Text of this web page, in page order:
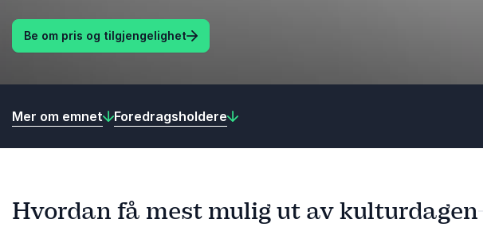
Be om pris og tilgjengelighet
Mer om emnet Foredragsholdere
Hvordan få mest mulig ut av kulturdagen